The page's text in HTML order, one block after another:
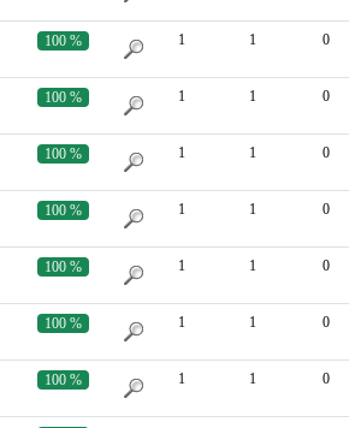
100 % 1 1 0
100 % 1 1 0
100 % 1 1 0
100 % 1 1 0
100 % 1 1 0
100 % 1 1 0
100 % 1 1 0